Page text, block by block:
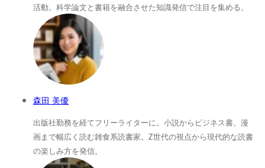
活動。科学論文と書籍を融合させた知識発信で注目を集める。
森田 美優
出版社勤務を経てフリーライターに。小説からビジネス書、漫
画まで幅広く読む雑食系読書家。Z世代の視点から現代的な読書
の楽しみ方を発信。